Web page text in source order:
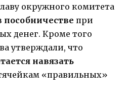
окружного комитета
пособничестве при
денег. Кроме того
утверждали, что
навязать
«правильных»